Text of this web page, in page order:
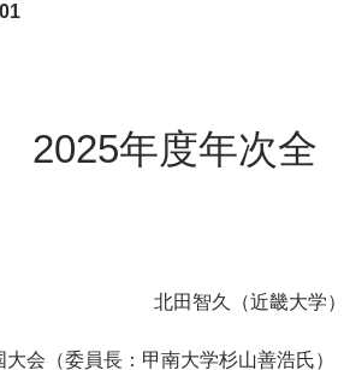
2025年度年次全
北田智久（近畿大学）
会（委員長：甲南大学杉山善浩氏）